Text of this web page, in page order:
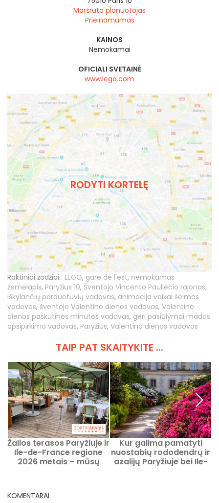
Maršruto planuotojas
Prieinamumas
KAINOS
Nemokamai
OFICIALI SVETAINĖ
www.lego.com
RODYTI KORTELĘ
Raktiniai žodžiai : LEGO, gare de l'est, nemokamas
žemėlapis, Paryžius 10, Šventojo Vincento Pauliečio rajonas,
iškylančių parduotuvių vadovas, animacija vaikai šeimos
vadovas, šventojo Valentino dienos vadovas, Valentino
dienos paskutinės minutės vadovas, geri pasiūlymai mados
apsipirkimo vadovas, Paryžius, Valentino dienos vadovas
TAIP PAT SKAITYKITE ...
Žalios terasos Paryžiuje ir
Ile-de-France regione
2026 metais – mūsų
Kur galima pamatyti
nuostabių rododendrų ir
azalijų Paryžiuje bei Ile-
KOMENTARAI